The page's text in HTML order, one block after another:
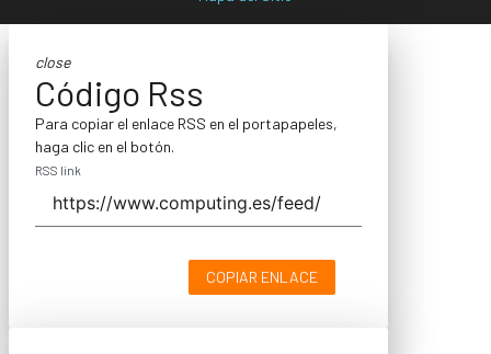
close
Código Rss
Para copiar el enlace RSS en el portapapeles,
haga clic en el botón.
RSS link
COPIAR ENLACE